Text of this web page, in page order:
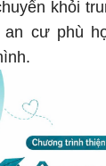
khỏi
cư phù